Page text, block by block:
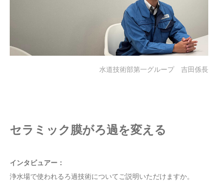
水道技術部第一グループ 吉田係長
セラミック膜がろ過を変える
インタビュアー：
浄水場で使われるろ過技術についてご説明いただけますか。